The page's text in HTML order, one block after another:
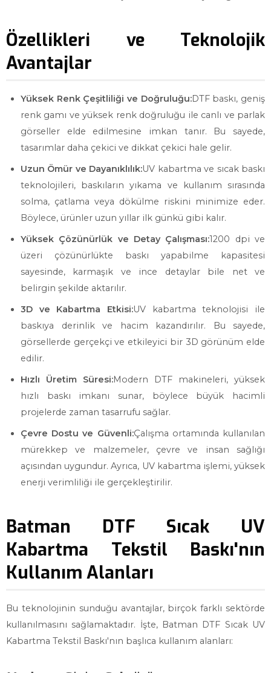
Özellikleri ve Teknolojik
Avantajlar
Yüksek Renk Çeşitliliği ve Doğruluğu:DTF baskı, geniş
renk gamı ve yüksek renk doğruluğu ile canlı ve parlak
görseller elde edilmesine imkan tanır. Bu sayede,
tasarımlar daha çekici ve dikkat çekici hale gelir.
Uzun Ömür ve Dayanıklılık:UV kabartma ve sıcak baskı
teknolojileri, baskıların yıkama ve kullanım sırasında
solma, çatlama veya dökülme riskini minimize eder.
Böylece, ürünler uzun yıllar ilk günkü gibi kalır.
Yüksek Çözünürlük ve Detay Çalışması:1200 dpi ve
üzeri çözünürlükte baskı yapabilme kapasitesi
sayesinde, karmaşık ve ince detaylar bile net ve
belirgin şekilde aktarılır.
3D ve Kabartma Etkisi:UV kabartma teknolojisi ile
baskıya derinlik ve hacim kazandırılır. Bu sayede,
görsellerde gerçekçi ve etkileyici bir 3D görünüm elde
edilir.
Hızlı Üretim Süresi:Modern DTF makineleri, yüksek
hızlı baskı imkanı sunar, böylece büyük hacimli
projelerde zaman tasarrufu sağlar.
Çevre Dostu ve Güvenli:Çalışma ortamında kullanılan
mürekkep ve malzemeler, çevre ve insan sağlığı
açısından uygundur. Ayrıca, UV kabartma işlemi, yüksek
enerji verimliliği ile gerçekleştirilir.
Batman DTF Sıcak UV
Kabartma Tekstil Baskı'nın
Kullanım Alanları
Bu teknolojinin sunduğu avantajlar, birçok farklı sektörde
kullanılmasını sağlamaktadır. İşte, Batman DTF Sıcak UV
Kabartma Tekstil Baskı'nın başlıca kullanım alanları: